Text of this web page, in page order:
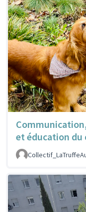
et éducation du